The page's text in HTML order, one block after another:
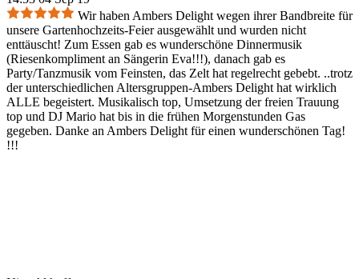
Wir haben Ambers Delight wegen ihrer Bandbreite für
unsere Gartenhochzeits-Feier ausgewählt und wurden nicht
enttäuscht! Zum Essen gab es wunderschöne Dinnermusik
(Riesenkompliment an Sängerin Eva!!!), danach gab es
Party/Tanzmusik vom Feinsten, das Zelt hat regelrecht gebebt. ..trotz
der unterschiedlichen Altersgruppen-Ambers Delight hat wirklich
ALLE begeistert. Musikalisch top, Umsetzung der freien Trauung
top und DJ Mario hat bis in die frühen Morgenstunden Gas
gegeben. Danke an Ambers Delight für einen wunderschönen Tag!
!!!